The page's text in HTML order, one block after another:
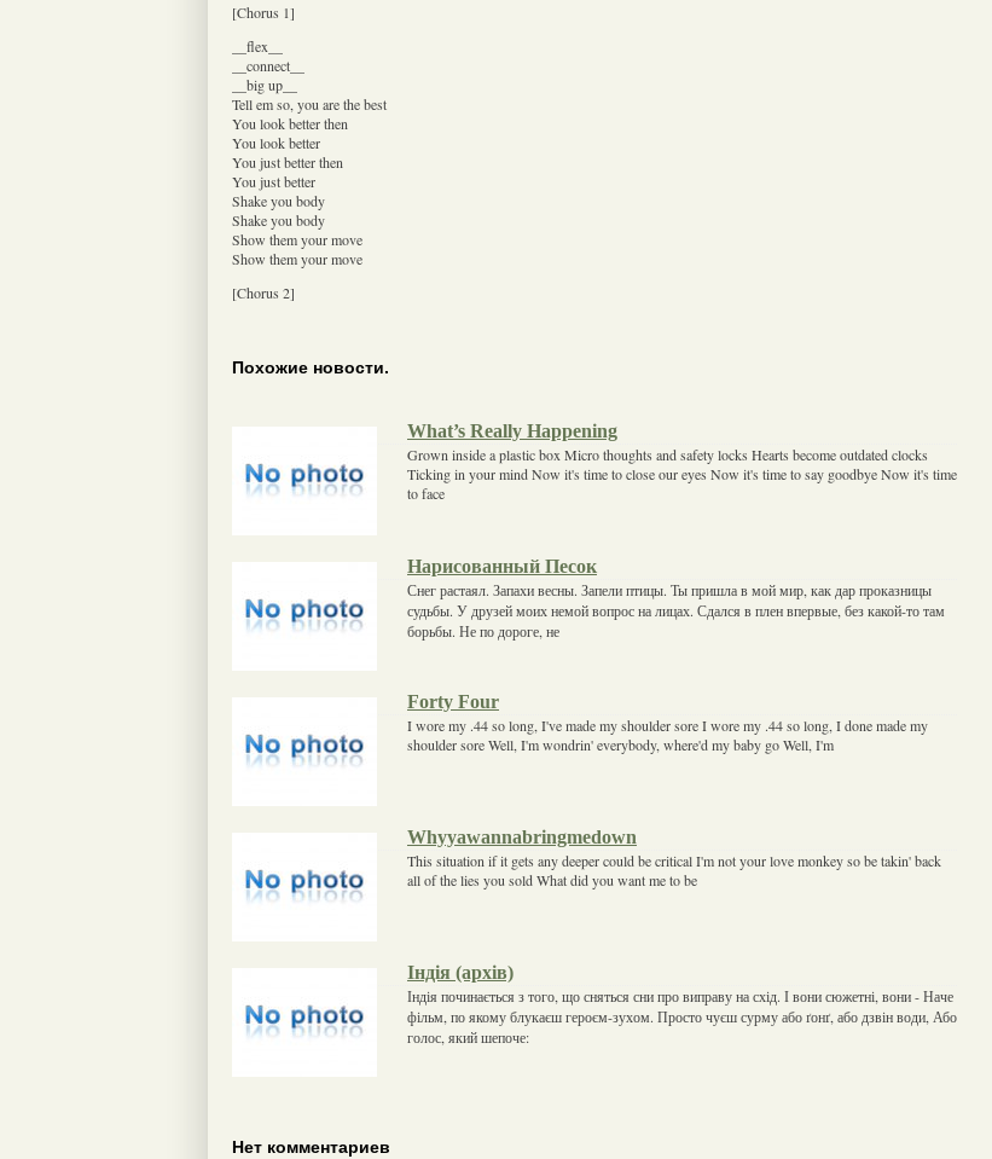
[Chorus 1]
__flex__
__connect__
__big up__
Tell em so, you are the best
You look better then
You look better
You just better then
You just better
Shake you body
Shake you body
Show them your move
Show them your move
[Chorus 2]
Похожие новости.
What’s Really Happening
Grown inside a plastic box Micro thoughts and safety locks Hearts become outdated clocks
Ticking in your mind Now it's time to close our eyes Now it's time to say goodbye Now it's time
to face
Нарисованный Песок
Снег растаял. Запахи весны. Запели птицы. Ты пришла в мой мир, как дар проказницы
судьбы. У друзей моих немой вопрос на лицах. Сдался в плен впервые, без какой-то там
борьбы. Не по дороге, не
Forty Four
I wore my .44 so long, I've made my shoulder sore I wore my .44 so long, I done made my
shoulder sore Well, I'm wondrin' everybody, where'd my baby go Well, I'm
Whyyawannabringmedown
This situation if it gets any deeper could be critical I'm not your love monkey so be takin' back
all of the lies you sold What did you want me to be
Індія (архів)
Індія починається з того, що сняться сни про виправу на схід. І вони сюжетні, вони - Наче
фільм, по якому блукаєш героєм-зухом. Просто чуєш сурму або ґонґ, або дзвін води, Або
голос, який шепоче:
Нет комментариев